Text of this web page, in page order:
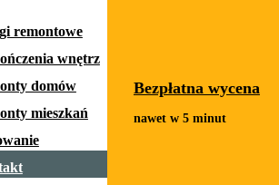
remontowe
wnętrz
domów
mieszkań
Bezpłatna wycena